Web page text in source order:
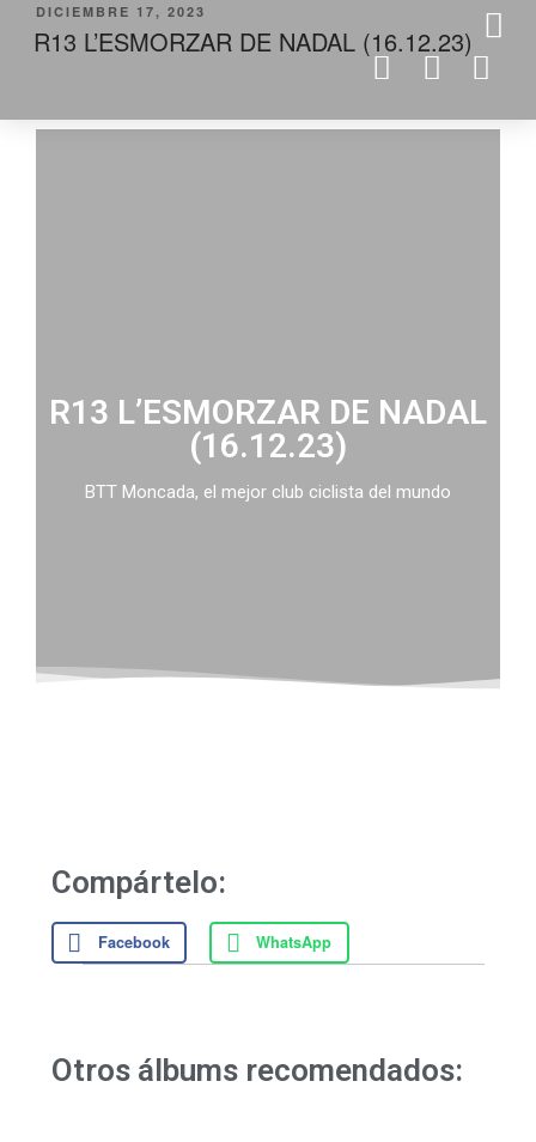
DICIEMBRE 17, 2023
R13 L’ESMORZAR DE NADAL (16.12.23)
R13 L’ESMORZAR DE NADAL
(16.12.23)
BTT Moncada, el mejor club ciclista del mundo
Compártelo:
Facebook WhatsApp
Otros álbums recomendados: